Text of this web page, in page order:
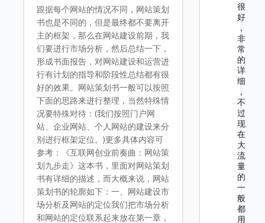
跟据每个网站的情况不同，网站策划
书也是不同的，但是最终都不要离开
主的框架，那么在网站建设前期，我
们要进行市场分析，然后总结一下，
形成书面报告，对网站建设和运营进
行有计划的指导和阶段性总结都有很
好的效果。网站策划书一般可以按照
下面的思路来进行整理，当然特殊情
况要特殊对待：(我们按照门户网
站、企业网站、个人网站的建设来分
别进行框架定位。)更多具体内容可
参考：《互联网创业前奏曲：网站策
划九步走》这本书，里面对网站策划
书有详细的描述，而大概来说，网站
策划书的轮廓如下：一、网站建设市
场分析及网站的定位我们把市场分析
和网站的定位联系起来放在第一章，
很
好
，
非
常
的
详
细
，
不
过
现
在
大
流
量
的
一
般
都
用